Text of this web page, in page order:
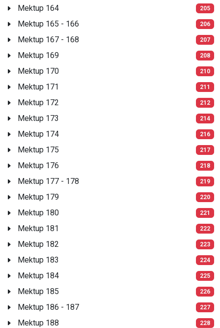
Mektup 164 205
Mektup 165 - 166 206
Mektup 167 - 168 207
Mektup 169 208
Mektup 170 210
Mektup 171 211
Mektup 172 212
Mektup 173 214
Mektup 174 216
Mektup 175 217
Mektup 176 218
Mektup 177 - 178 219
Mektup 179 220
Mektup 180 221
Mektup 181 222
Mektup 182 223
Mektup 183 224
Mektup 184 225
Mektup 185 226
Mektup 186 - 187 227
Mektup 188 228